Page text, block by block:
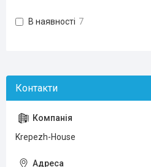
В наявності 7
Krepezh-House